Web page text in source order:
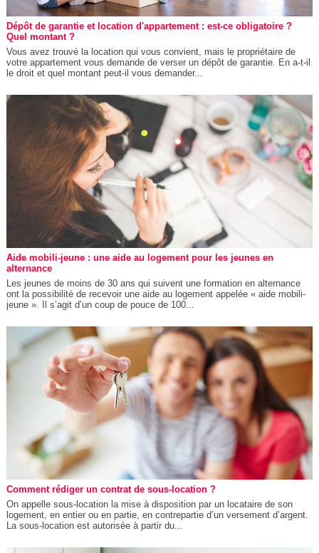
Dépôt de garantie et location d'appartement : est-ce obligatoire ?
Quel montant ?
Vous avez trouvé la location qui vous convient, mais le propriétaire de
votre appartement vous demande de verser un dépôt de garantie. En a-t-il
le droit et quel montant peut-il vous demander...
Aide mobili-jeune : une aide au logement pour les jeunes en
alternance
Les jeunes de moins de 30 ans qui suivent une formation en alternance
ont la possibilité de recevoir une aide au logement appelée « aide mobili-
jeune ». Il s’agit d’un coup de pouce de 100...
Comment rédiger un contrat de sous-location ?
On appelle sous-location la mise à disposition par un locataire de son
logement, en entier ou en partie, en contrepartie d’un versement d’argent.
La sous-location est autorisée à partir du...